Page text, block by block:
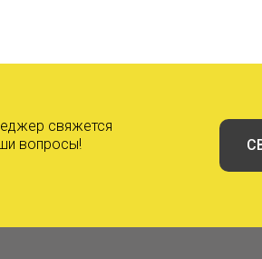
свяжется
вопросы!